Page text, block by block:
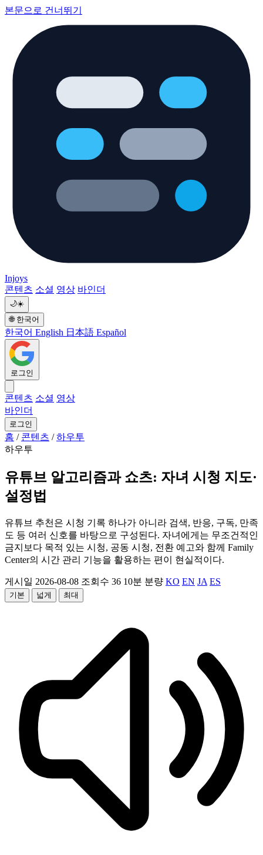
본문으로 건너뛰기
Injoys
콘텐츠 소셜 영상 바인더
🌙☀️
🌐 한국어
한국어 English 日本語 Español
로그인
콘텐츠 소셜 영상
바인더
로그인
홈 / 콘텐츠 / 하우투
하우투
유튜브 알고리즘과 쇼츠: 자녀 시청 지도·
설정법
유튜브 추천은 시청 기록 하나가 아니라 검색, 반응, 구독, 만족
도 등 여러 신호를 바탕으로 구성된다. 자녀에게는 무조건적인
금지보다 목적 있는 시청, 공동 시청, 전환 예고와 함께 Family
Center의 시간 관리 기능을 활용하는 편이 현실적이다.
게시일 2026-08-08 조회수 36 10분 분량 KO EN JA ES
기본 넓게 최대